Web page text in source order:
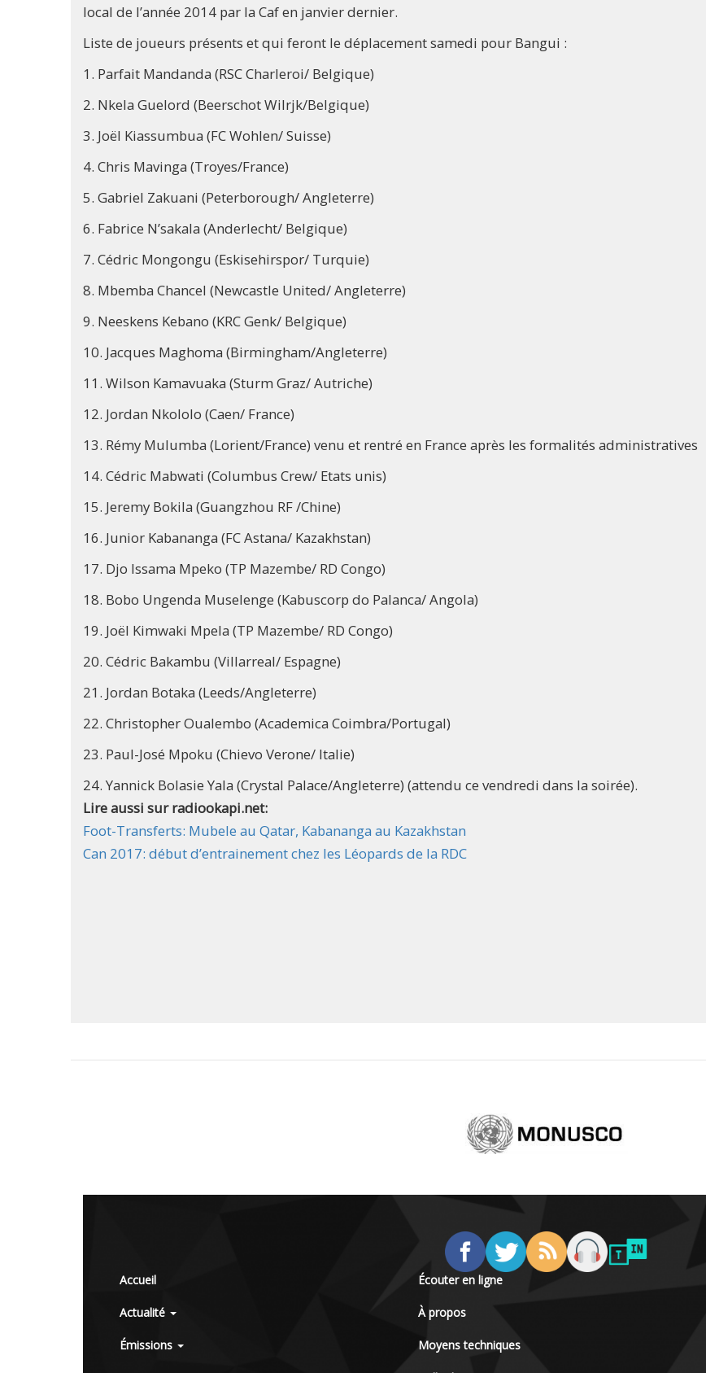
local de l’année 2014 par la Caf en janvier dernier.
Liste de joueurs présents et qui feront le déplacement samedi pour Bangui :
1. Parfait Mandanda (RSC Charleroi/ Belgique)
2. Nkela Guelord (Beerschot Wilrjk/Belgique)
3. Joël Kiassumbua (FC Wohlen/ Suisse)
4. Chris Mavinga (Troyes/France)
5. Gabriel Zakuani (Peterborough/ Angleterre)
6. Fabrice N’sakala (Anderlecht/ Belgique)
7. Cédric Mongongu (Eskisehirspor/ Turquie)
8. Mbemba Chancel (Newcastle United/ Angleterre)
9. Neeskens Kebano (KRC Genk/ Belgique)
10. Jacques Maghoma (Birmingham/Angleterre)
11. Wilson Kamavuaka (Sturm Graz/ Autriche)
12. Jordan Nkololo (Caen/ France)
13. Rémy Mulumba (Lorient/France) venu et rentré en France après les formalités administratives
14. Cédric Mabwati (Columbus Crew/ Etats unis)
15. Jeremy Bokila (Guangzhou RF /Chine)
16. Junior Kabananga (FC Astana/ Kazakhstan)
17. Djo Issama Mpeko (TP Mazembe/ RD Congo)
18. Bobo Ungenda Muselenge (Kabuscorp do Palanca/ Angola)
19. Joël Kimwaki Mpela (TP Mazembe/ RD Congo)
20. Cédric Bakambu (Villarreal/ Espagne)
21. Jordan Botaka (Leeds/Angleterre)
22. Christopher Oualembo (Academica Coimbra/Portugal)
23. Paul-José Mpoku (Chievo Verone/ Italie)
24. Yannick Bolasie Yala (Crystal Palace/Angleterre) (attendu ce vendredi dans la soirée).
Lire aussi sur radiookapi.net:
Foot-Transferts: Mubele au Qatar, Kabananga au Kazakhstan
Can 2017: début d’entrainement chez les Léopards de la RDC
Accueil
Actualité
Émissions
Écouter en ligne
À propos
Moyens techniques